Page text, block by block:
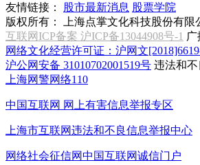
友情链接： 股市最新消息 股票学院
版权所有：
上海点掌文化科技股份有限
互联网ICP备案 沪ICP备13044908号-1
网络文化经营许可证：沪网文
沪公网安备 31010702001519号 违法和不
上海网警网络110
中国互联网 网上有害信息举报专区
上海市互联网违法和不良信息举报中心
网络社会征信网中国互联网诚信门户